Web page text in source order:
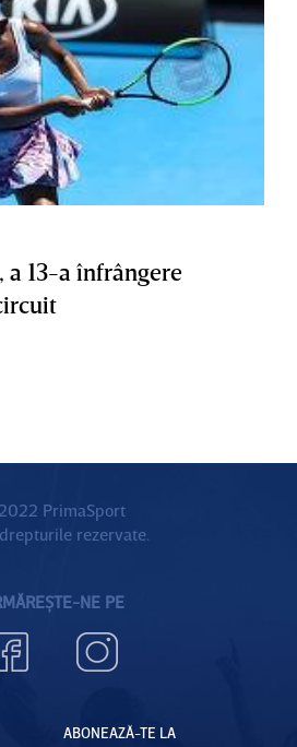
13-a înfrângere
PrimaSport
rezervate.
NE PE
ABONEAZĂ-TE LA